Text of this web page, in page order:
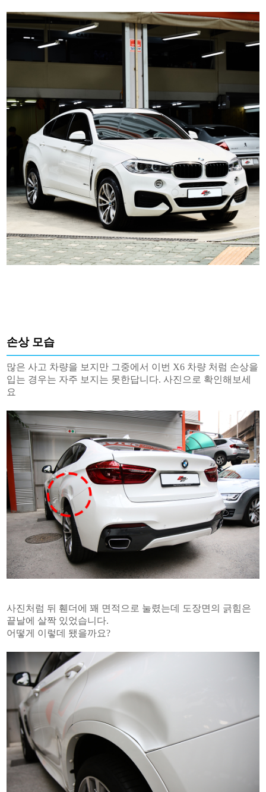
손상 모습
많은 사고 차량을 보지만 그중에서 이번 X6 차량 처럼 손상을
입는 경우는 자주 보지는 못한답니다. 사진으로 확인해보세
요
사진처럼 뒤 휀더에 꽤 면적으로 눌렸는데 도장면의 긁힘은
끝날에 살짝 있었습니다.
어떻게 이렇데 됐을까요?